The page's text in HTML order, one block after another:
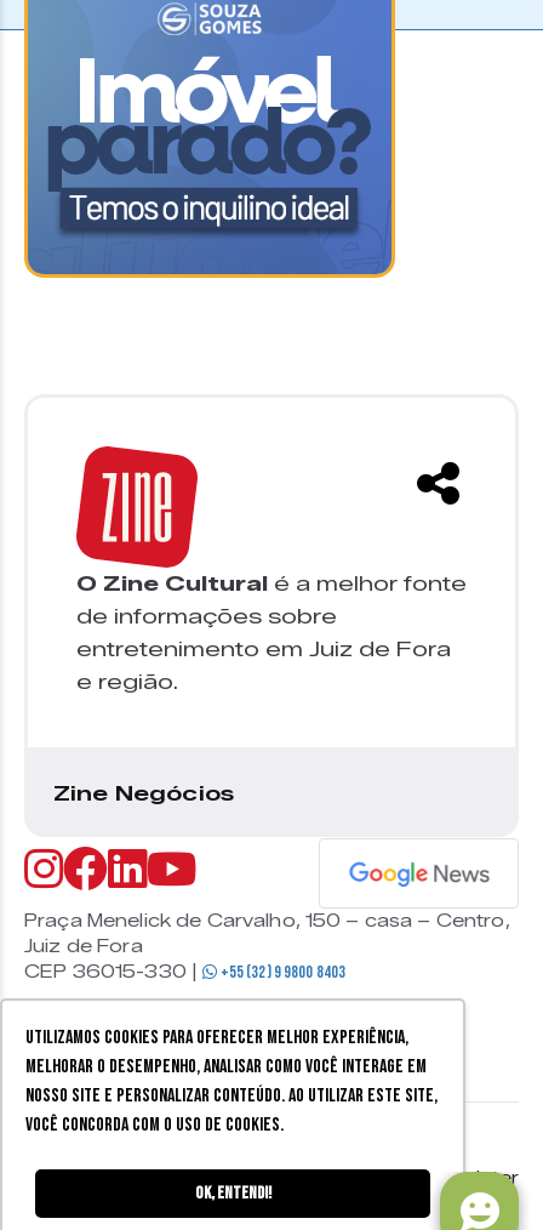
Utilizamos cookies para oferecer melhor experiência,
melhorar o desempenho, analisar como você interage em
nosso site e personalizar conteúdo. Ao utilizar este site,
você concorda com o uso de cookies.
Ok, entendi!
O Zine Cultural é a melhor fonte
de informações sobre
entretenimento em Juiz de Fora
e região.
Zine Negócios
Praça Menelick de Carvalho, 150 – casa – Centro,
Juiz de Fora
CEP 36015-330 |
+55 (32) 9 9800 8403
os direitos reservados.
Mobister